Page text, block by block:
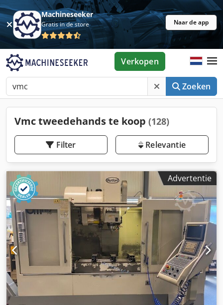
Machineseeker
Gratis in de store Naar de app
Zoeken
Verkopen
Vmc tweedehands te koop (128)
Filter Relevantie
Advertentie